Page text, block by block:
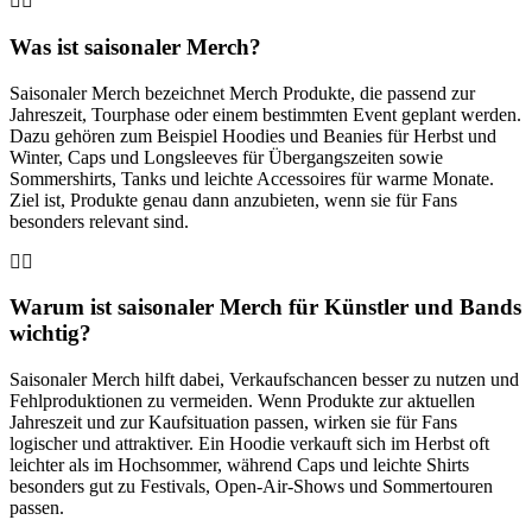
Was ist saisonaler Merch?
Saisonaler Merch bezeichnet Merch Produkte, die passend zur
Jahreszeit, Tourphase oder einem bestimmten Event geplant werden.
Dazu gehören zum Beispiel Hoodies und Beanies für Herbst und
Winter, Caps und Longsleeves für Übergangszeiten sowie
Sommershirts, Tanks und leichte Accessoires für warme Monate.
Ziel ist, Produkte genau dann anzubieten, wenn sie für Fans
besonders relevant sind.
Warum ist saisonaler Merch für Künstler und Bands
wichtig?
Saisonaler Merch hilft dabei, Verkaufschancen besser zu nutzen und
Fehlproduktionen zu vermeiden. Wenn Produkte zur aktuellen
Jahreszeit und zur Kaufsituation passen, wirken sie für Fans
logischer und attraktiver. Ein Hoodie verkauft sich im Herbst oft
leichter als im Hochsommer, während Caps und leichte Shirts
besonders gut zu Festivals, Open-Air-Shows und Sommertouren
passen.